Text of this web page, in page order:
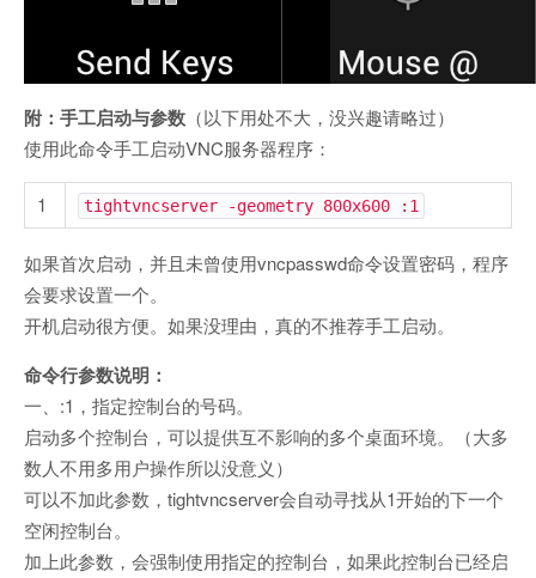
附：手工启动与参数 （以下用处不大，没兴趣请略过）
使用此命令手工启动VNC服务器程序：
1 tightvncserver -geometry 800x600 :1
如果首次启动，并且未曾使用vncpasswd命令设置密码，程序
会要求设置一个。
开机启动很方便。如果没理由，真的不推荐手工启动。
命令行参数说明：
一、:1，指定控制台的号码。
启动多个控制台，可以提供互不影响的多个桌面环境。（大多
数人不用多用户操作所以没意义）
可以不加此参数，tightvncserver会自动寻找从1开始的下一个
空闲控制台。
加上此参数，会强制使用指定的控制台，如果此控制台已经启